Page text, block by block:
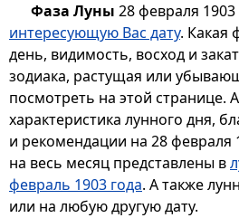
Фаза Луны 28 февраля 1903
интересующую Вас дату. Какая
день, видимость, восход и
зодиака, растущая или
посмотреть на этой странице.
характеристика лунного дня,
и рекомендации на 28 февраля
на весь месяц представлены в
февраль 1903 года. А также
или на любую другую дату.